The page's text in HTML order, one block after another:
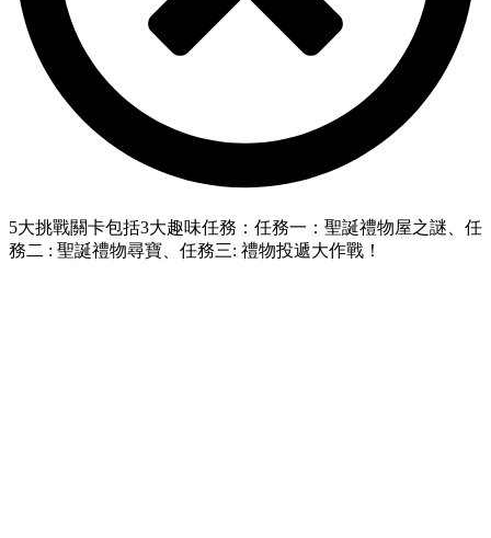
5大挑戰關卡包括3大趣味任務：任務一：聖誕禮物屋之謎、任
務二 : 聖誕禮物尋寶、任務三: 禮物投遞大作戰！